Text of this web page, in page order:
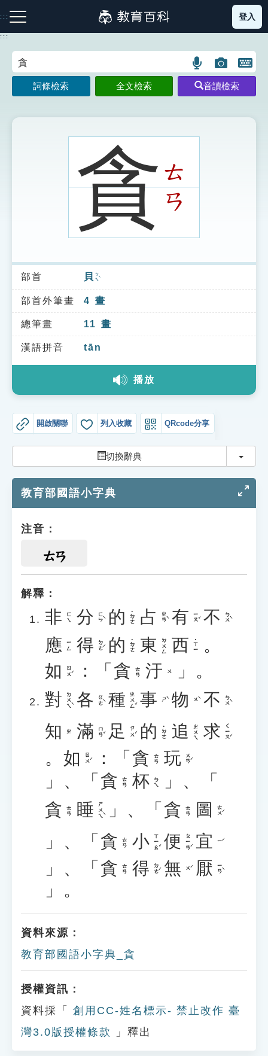
到
主
:::
注音索引圖示 筆畫索引圖示 部首索引表圖示
索引選單
知識索引
單字索引
生命大百科索引
教學應用
貓頭鷹博士
登入
:::
語
言
搜
示
圖
片
搜
開
鍵
圖
詞條檢索 全文檢索 音讀檢索
貪ㄊ
ㄢ
部首 貝 ㄅㄟˋ
部首外筆畫 4 畫
總筆畫 11 畫
漢語拼音 tān
播放
開啟關聯 列入收藏 QRcode分享
切換辭典 切換
教育部國語小字典
注音：
ㄊㄢ
解釋：
非 ㄈㄟ 分 ㄈㄣˋ 的 ˙ㄉㄜ 占 ㄓㄢˋ 有 ㄧㄡˇ 不 ㄅㄨˋ
應 ㄧㄥ 得 ㄉㄜˊ 的 ˙ㄉㄜ 東 ㄉㄨㄥ 西 ˙ㄒㄧ 。
如 ㄖㄨˊ ：「 貪 ㄊㄢ 汙 ㄨ
」。
對 ㄉㄨㄟˋ 各 ㄍㄜˋ 種 ㄓㄨㄥˇ 事 ㄕˋ 物 ㄨˋ 不 ㄅㄨˋ
知 ㄓ 滿 ㄇㄢˇ 足 ㄗㄨˊ 的 ˙ㄉㄜ 追 ㄓㄨㄟ 求 ㄑㄧㄡˊ
。 如 ㄖㄨˊ ：「 貪 ㄊㄢ 玩 ㄨㄢˊ
」、「 貪 ㄊㄢ 杯 ㄅㄟ
」、「
貪 ㄊㄢ 睡 ㄕㄨㄟˋ 」、「 貪 ㄊㄢ 圖 ㄊㄨˊ
」、「 貪 ㄊㄢ 小 ㄒㄧㄠˇ 便 ㄆㄧㄢˊ 宜 ㄧˊ
」、「 貪 ㄊㄢ 得 ㄉㄜˊ 無 ㄨˊ 厭 ㄧㄢˋ
」。
資料來源：
教育部國語小字典_貪
授權資訊：
資料採「
創用CC-姓名標示- 禁止改作 臺
灣3.0版授權條款
」釋出